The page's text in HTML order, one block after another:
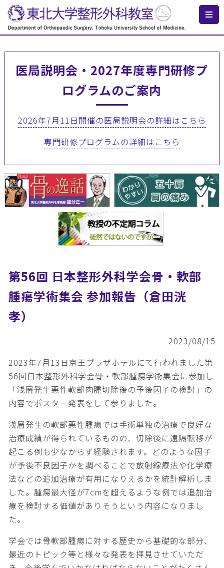
医局説明会・2027年度専門研修プ
ログラムのご案内
2026年7月11日開催の医局説明会の詳細はこちら
専門研修プログラムの詳細はこちら
第56回 日本整形外科学会骨・軟部
腫瘍学術集会 参加報告（倉田洸
孝）
2023/08/15
2023年7月13日京王プラザホテルにて行われました第
56回日本整形外科学会骨・軟部腫瘍学術集会に参加し
「浅層発生悪性軟部肉腫切除後の予後因子の検討」の
内容でポスター発表をして参りました。
浅層発生の軟部悪性腫瘍では手術単独の治療で良好な
治療成績が得られているものの、切除後に遠隔転移が
起こる例も少なからず経験されます。どのような因子
が予後不良因子かを調べることで放射線療法や化学療
法などの追加治療が有用になりえるかを統計解析しま
した。腫瘍最大径が7cmを超えるような例では追加治
療を検討する価値がありそうという内容になりまし
た。
学会では骨軟部腫瘍に対する歴史から基礎的な部分、
最近のトピック等と様々な発表を拝見させていただ